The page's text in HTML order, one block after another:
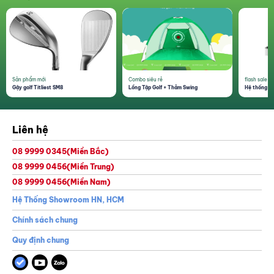
Sản phẩm mới
Gậy golf Titliest SM8
Combo siêu rẻ
Lồng Tập Golf + Thảm Swing
flash sale
Hệ thống
Liên hệ
08 9999 0345(Miền Bắc)
08 9999 0456(Miền Trung)
08 9999 0456(Miền Nam)
Hệ Thống Showroom HN, HCM
Chính sách chung
Quy định chung